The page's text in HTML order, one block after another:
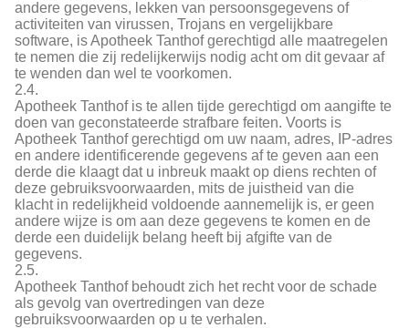
andere gegevens, lekken van persoonsgegevens of
activiteiten van virussen, Trojans en vergelijkbare
software, is Apotheek Tanthof gerechtigd alle maatregelen
te nemen die zij redelijkerwijs nodig acht om dit gevaar af
te wenden dan wel te voorkomen.
2.4.
Apotheek Tanthof is te allen tijde gerechtigd om aangifte te
doen van geconstateerde strafbare feiten. Voorts is
Apotheek Tanthof gerechtigd om uw naam, adres, IP-adres
en andere identificerende gegevens af te geven aan een
derde die klaagt dat u inbreuk maakt op diens rechten of
deze gebruiksvoorwaarden, mits de juistheid van die
klacht in redelijkheid voldoende aannemelijk is, er geen
andere wijze is om aan deze gegevens te komen en de
derde een duidelijk belang heeft bij afgifte van de
gegevens.
2.5.
Apotheek Tanthof behoudt zich het recht voor de schade
als gevolg van overtredingen van deze
gebruiksvoorwaarden op u te verhalen.